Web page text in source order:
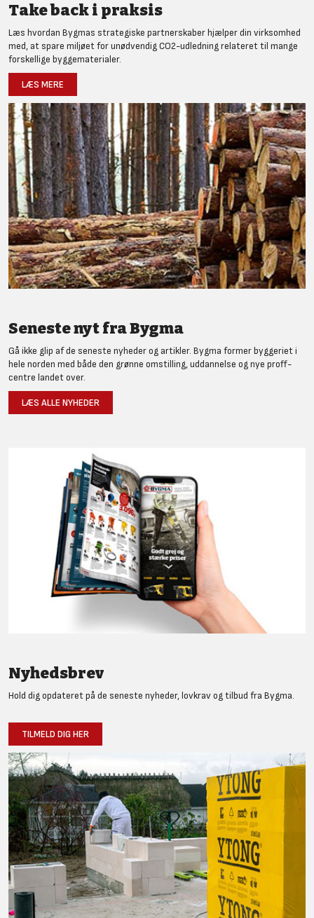
Take back i praksis
Læs hvordan Bygmas strategiske partnerskaber hjælper din virksomhed
med, at spare miljøet for unødvendig CO2-udledning relateret til mange
forskellige byggematerialer.
LÆS MERE
Seneste nyt fra Bygma
Gå ikke glip af de seneste nyheder og artikler. Bygma former byggeriet i
hele norden med både den grønne omstilling, uddannelse og nye proff-
centre landet over.
LÆS ALLE NYHEDER
Nyhedsbrev
Hold dig opdateret på de seneste nyheder, lovkrav og tilbud fra Bygma.
TILMELD DIG HER